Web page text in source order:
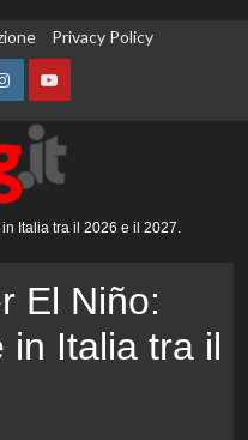
Privacy Policy
InstagramYouTube
Italia tra il 2026 e il 2027.
El Niño:
in Italia tra il